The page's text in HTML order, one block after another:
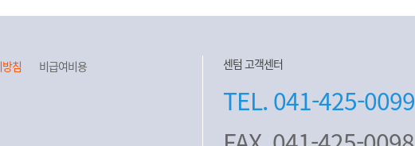
침 비급여비용 센텀 고객센터
TEL. 041-425-0099